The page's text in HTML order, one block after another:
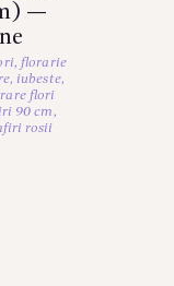
—
, florarie
, iubeste,
flori
90 cm,
rosii